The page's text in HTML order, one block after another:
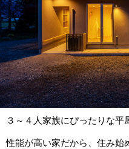
３～４人家族にぴったりな平
性能が高い家だから、住み始